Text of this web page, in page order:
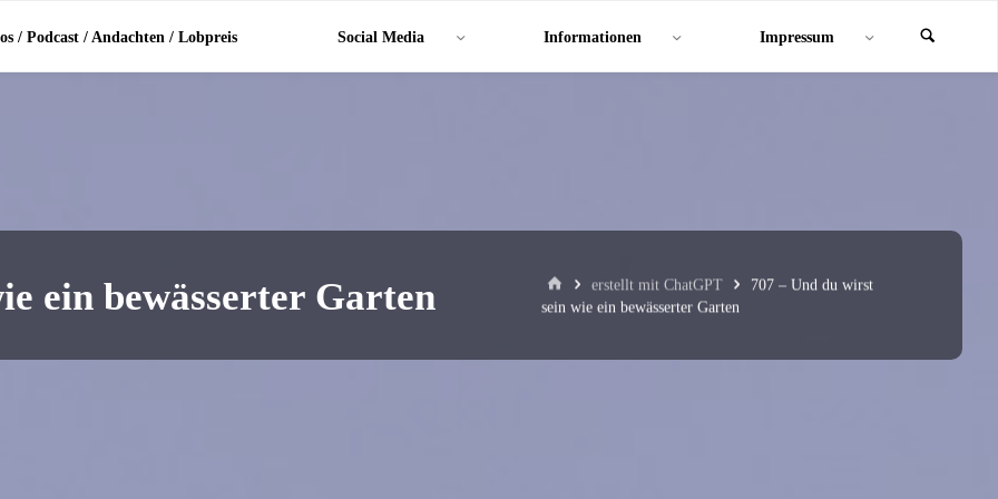
/ Podcast / Andachten / Lobpreis Social Media Informationen Impressum
ein bewässerter Garten Starterstellt mit ChatGPT
707 – Und du wirst
sein wie ein bewässerter Garten